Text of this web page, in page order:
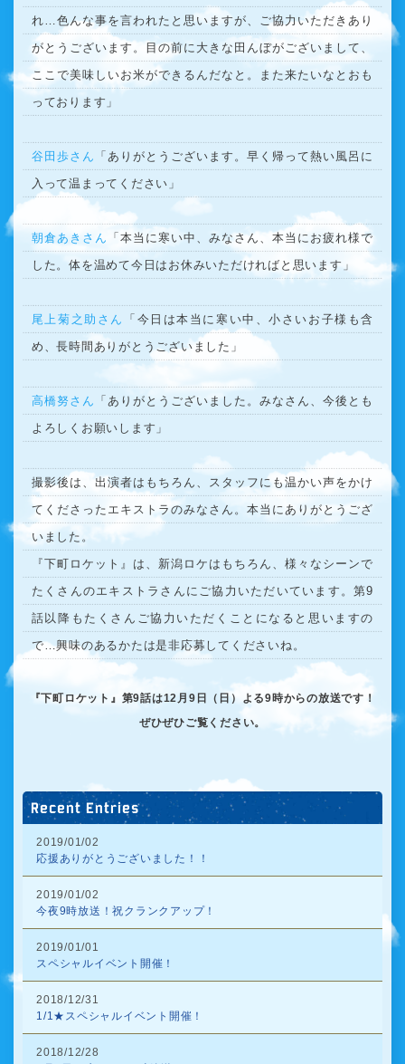
れ…色んな事を言われたと思いますが、ご協力いただきあり
がとうございます。目の前に大きな田んぼがございまして、
ここで美味しいお米ができるんだなと。また来たいなとおも
っております」
谷田歩さん 「ありがとうございます。早く帰って熱い風呂に
入って温まってください」
朝倉あきさん 「本当に寒い中、みなさん、本当にお疲れ様で
した。体を温めて今日はお休みいただければと思います」
尾上菊之助さん
「今日は本当に寒い中、小さいお子様も含
め、長時間ありがとうございました」
高橋努さん 「ありがとうございました。みなさん、今後とも
よろしくお願いします」
撮影後は、出演者はもちろん、スタッフにも温かい声をかけ
てくださったエキストラのみなさん。本当にありがとうござ
いました。
『下町ロケット』は、新潟ロケはもちろん、様々なシーンで
たくさんのエキストラさんにご協力いただいています。第9
話以降もたくさんご協力いただくことになると思いますの
で…興味のあるかたは是非応募してくださいね。
『下町ロケット』第9話は12月9日（日）よる9時からの放送です！
ぜひぜひご覧ください。
Recent Entries
2019/01/02
応援ありがとうございました！！
2019/01/02
今夜9時放送！祝クランクアップ！
2019/01/01
スペシャルイベント開催！
2018/12/31
1/1★スペシャルイベント開催！
2018/12/28